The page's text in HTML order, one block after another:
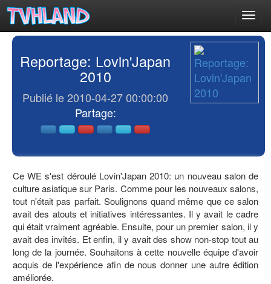
Reportage: Lovin'Japan
2010
Publié le 2010-04-27 00:00:00
Partage:
Ce WE s'est déroulé Lovin'Japan 2010: un nouveau salon de
culture asiatique sur Paris. Comme pour les nouveaux salons,
tout n'était pas parfait. Soulignons quand même que ce salon
avait des atouts et initiatives intéressantes. Il y avait le cadre
qui était vraiment agréable. Ensuite, pour un premier salon, il y
avait des invités. Et enfin, il y avait des show non-stop tout au
long de la journée. Souhaitons à cette nouvelle équipe d'avoir
acquis de l'expérience afin de nous donner une autre édition
améliorée.